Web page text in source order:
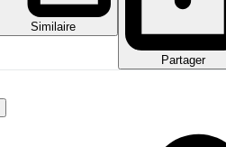
Similaire
Partager